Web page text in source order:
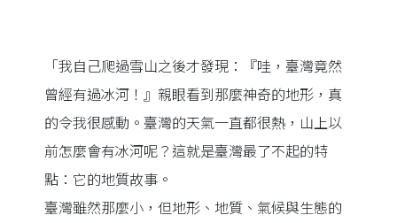
「我自己爬過雪山之後才發現：『哇，臺灣竟然
曾經有過冰河！』親眼看到那麼神奇的地形，真
的令我很感動。臺灣的天氣一直都很熱，山上以
前怎麼會有冰河呢？這就是臺灣最了不起的特
點：它的地質故事。
臺灣雖然那麼小，但地形、地質、氣候與生態的